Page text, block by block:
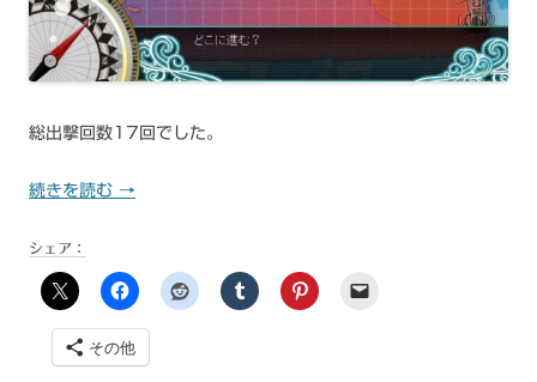
総出撃回数17回でした。
続きを読む →
シェア：
その他